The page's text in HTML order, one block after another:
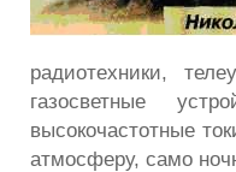
радиотехники,
газосветные
высокочастотные
атмосферу, само